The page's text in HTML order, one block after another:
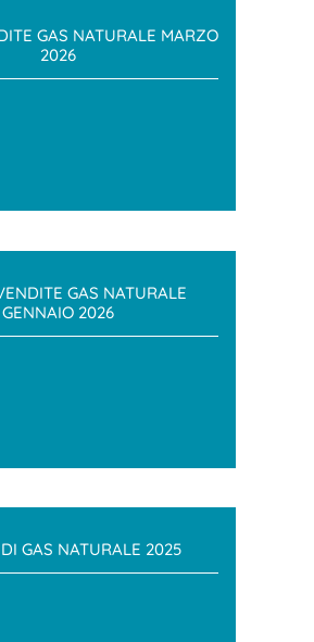
GAS NATURALE MARZO
2026
GAS NATURALE
GENNAIO 2026
GAS NATURALE 2025